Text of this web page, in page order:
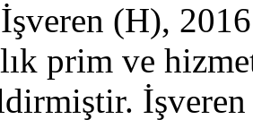
(H),
prim ve